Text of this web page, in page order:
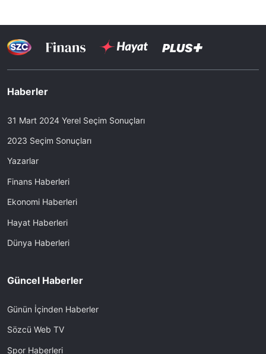
Haberler
31 Mart 2024 Yerel Seçim Sonuçları
2023 Seçim Sonuçları
Yazarlar
Finans Haberleri
Ekonomi Haberleri
Hayat Haberleri
Dünya Haberleri
Güncel Haberler
Günün İçinden Haberler
Sözcü Web TV
Spor Haberleri